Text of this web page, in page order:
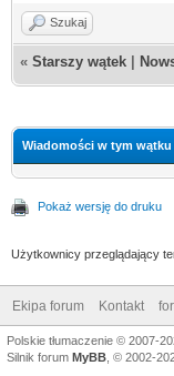
Szukaj
« Starszy wątek
Wiadomości w tym wątku
Pokaż wersję do druku
Użytkownicy przeglądający
Ekipa forum Kontakt
Polskie tłumaczenie © 2007-
Silnik forum MyBB , © 2002-